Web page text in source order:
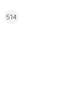
514